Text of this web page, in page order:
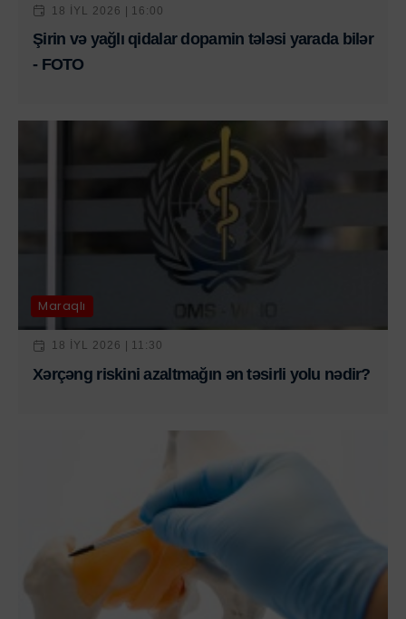
18 IYL 2026 | 16:00
Şirin və yağlı qidalar dopamin tələsi yarada bilər
- FOTO
Maraqlı
18 IYL 2026 | 11:30
Xərçəng riskini azaltmağın ən təsirli yolu nədir?